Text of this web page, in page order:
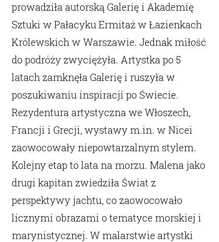
prowadziła autorską Galerię i Akademię
Sztuki w Pałacyku Ermitaż w Łazienkach
Królewskich w Warszawie. Jednak miłość
do podróży zwyciężyła. Artystka po 5
latach zamknęła Galerię i ruszyła w
poszukiwaniu inspiracji po Świecie.
Rezydentura artystyczna we Włoszech,
Francji i Grecji, wystawy m.in. w Nicei
zaowocowały niepowtarzalnym stylem.
Kolejny etap to lata na morzu. Malena jako
drugi kapitan zwiedziła Świat z
perspektywy jachtu, co zaowocowało
licznymi obrazami o tematyce morskiej i
marynistycznej. W malarstwie artystki